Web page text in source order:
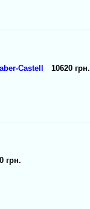
Castell 10620 грн.
грн.